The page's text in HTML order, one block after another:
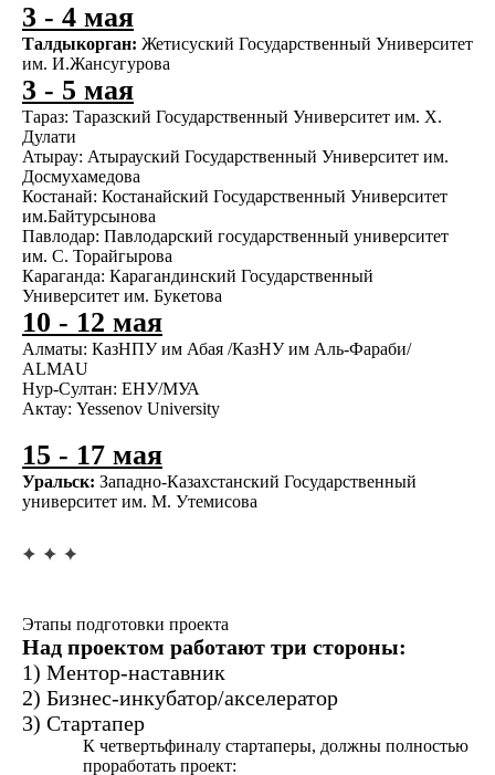
3 - 4 мая
Талдыкорган: Жетисуский Государственный Университет
им. И.Жансугурова
3 - 5 мая
Тараз: Таразский Государственный Университет им. Х.
Дулати
Атырау: Атырауский Государственный Университет им.
Досмухамедова
Костанай: Костанайский Государственный Университет
им.Байтурсынова
Павлодар: Павлодарский государственный университет
им. С. Торайгырова
Караганда: Карагандинский Государственный
Университет им. Букетова
10 - 12 мая
Алматы: КазНПУ им Абая /КазНУ им Аль-Фараби/
ALMAU
Нур-Султан: ЕНУ/МУА
Актау: Yessenov University
15 - 17 мая
Уральск: Западно-Казахстанский Государственный
университет им. М. Утемисова
Этапы подготовки проекта
Над проектом работают три стороны:
1) Ментор-наставник
2) Бизнес-инкубатор/акселератор
3) Стартапер
К четвертьфиналу стартаперы, должны полностью
проработать проект: